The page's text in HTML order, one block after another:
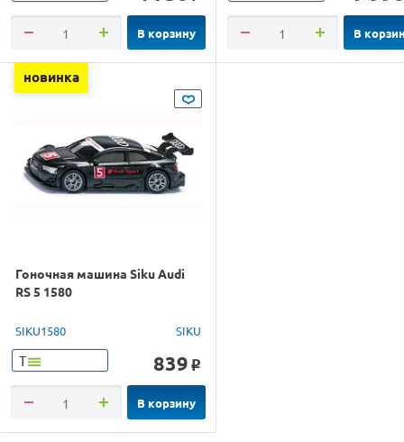
В корзину В
новинка
Гоночная машина Siku Audi
RS 5 1580
SIKU1580 SIKU
Т 839 o
В корзину